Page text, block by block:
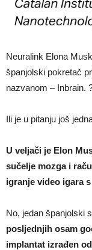
Neuralink Elona
španjolski pokretač
nazvanom – Inbrain.
Ili je u pitanju još
U veljači je Elon
sučelje mozga i
igranje video igara
No, jedan španjolski
posljednjih osam
implantat izrađen